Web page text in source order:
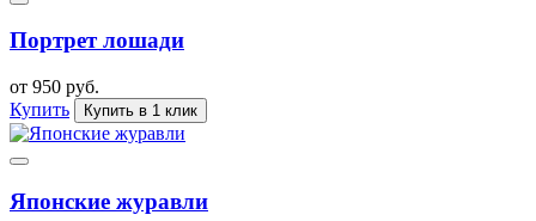
Портрет лошади
от 950 руб.
Купить
Купить в 1 клик
Японские журавли